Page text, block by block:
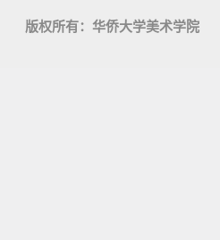
版权所有：华侨大学美术学